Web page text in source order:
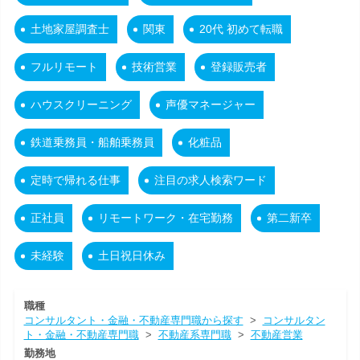
土地家屋調査士 関東 20代 初めて転職
フルリモート 技術営業 登録販売者
ハウスクリーニング 声優マネージャー
鉄道乗務員・船舶乗務員 化粧品
定時で帰れる仕事 注目の求人検索ワード
正社員 リモートワーク・在宅勤務 第二新卒
未経験 土日祝日休み
職種
コンサルタント・金融・不動産専門職から探す >
コンサルタン
ト・金融・不動産専門職> 不動産系専門職> 不動産営業
勤務地